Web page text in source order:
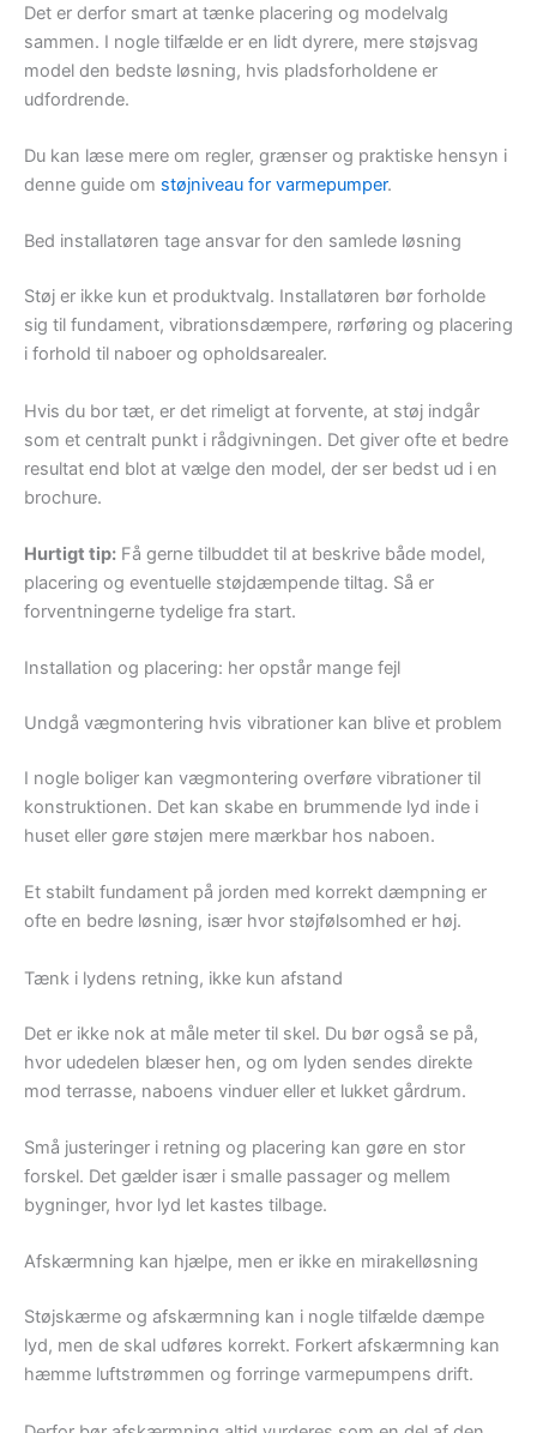
Det er derfor smart at tænke placering og modelvalg
sammen. I nogle tilfælde er en lidt dyrere, mere støjsvag
model den bedste løsning, hvis pladsforholdene er
udfordrende.
Du kan læse mere om regler, grænser og praktiske hensyn i
denne guide om støjniveau for varmepumper.
Bed installatøren tage ansvar for den samlede løsning
Støj er ikke kun et produktvalg. Installatøren bør forholde
sig til fundament, vibrationsdæmpere, rørføring og placering
i forhold til naboer og opholdsarealer.
Hvis du bor tæt, er det rimeligt at forvente, at støj indgår
som et centralt punkt i rådgivningen. Det giver ofte et bedre
resultat end blot at vælge den model, der ser bedst ud i en
brochure.
Hurtigt tip: Få gerne tilbuddet til at beskrive både model,
placering og eventuelle støjdæmpende tiltag. Så er
forventningerne tydelige fra start.
Installation og placering: her opstår mange fejl
Undgå vægmontering hvis vibrationer kan blive et problem
I nogle boliger kan vægmontering overføre vibrationer til
konstruktionen. Det kan skabe en brummende lyd inde i
huset eller gøre støjen mere mærkbar hos naboen.
Et stabilt fundament på jorden med korrekt dæmpning er
ofte en bedre løsning, især hvor støjfølsomhed er høj.
Tænk i lydens retning, ikke kun afstand
Det er ikke nok at måle meter til skel. Du bør også se på,
hvor udedelen blæser hen, og om lyden sendes direkte
mod terrasse, naboens vinduer eller et lukket gårdrum.
Små justeringer i retning og placering kan gøre en stor
forskel. Det gælder især i smalle passager og mellem
bygninger, hvor lyd let kastes tilbage.
Afskærmning kan hjælpe, men er ikke en mirakelløsning
Støjskærme og afskærmning kan i nogle tilfælde dæmpe
lyd, men de skal udføres korrekt. Forkert afskærmning kan
hæmme luftstrømmen og forringe varmepumpens drift.